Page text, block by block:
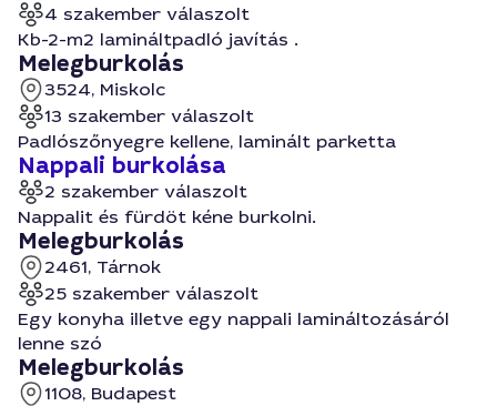
4 szakember válaszolt
Kb-2-m2 lamináltpadló javítás .
Melegburkolás
3524, Miskolc
13 szakember válaszolt
Padlószőnyegre kellene, laminált parketta
Nappali burkolása
2 szakember válaszolt
Nappalit és fürdöt kéne burkolni.
Melegburkolás
2461, Tárnok
25 szakember válaszolt
Egy konyha illetve egy nappali lamináltozásáról
lenne szó
Melegburkolás
1108, Budapest